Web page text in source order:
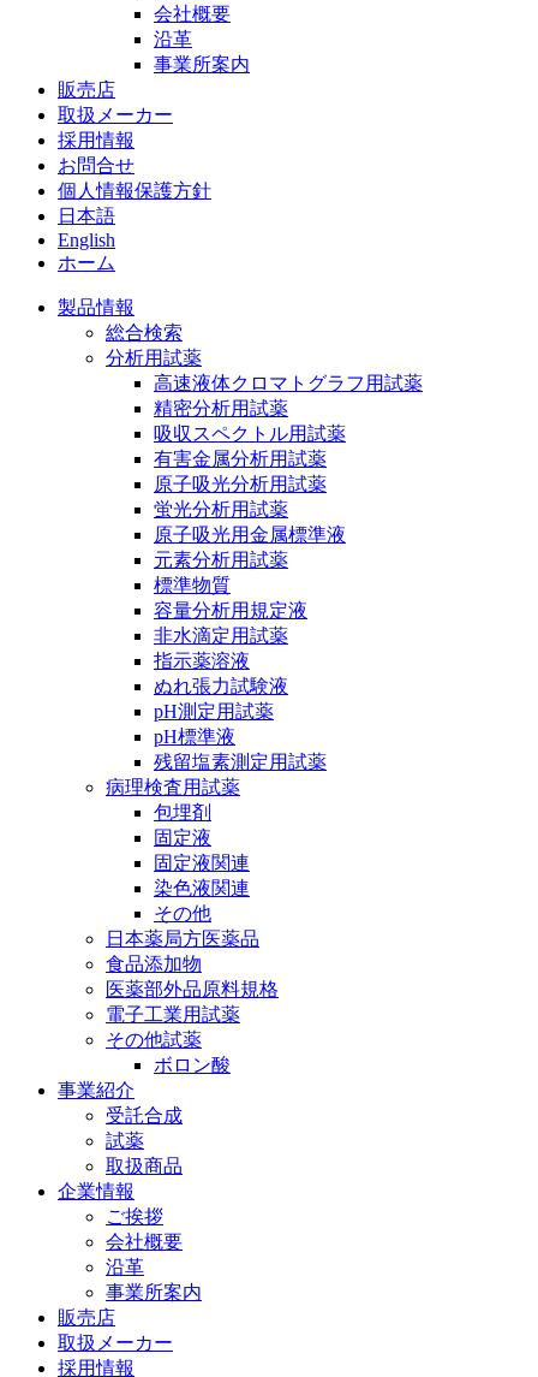
会社概要
沿革
事業所案内
販売店
取扱メーカー
採用情報
お問合せ
個人情報保護方針
日本語
English
ホーム
製品情報
総合検索
分析用試薬
高速液体クロマトグラフ用試薬
精密分析用試薬
吸収スペクトル用試薬
有害金属分析用試薬
原子吸光分析用試薬
蛍光分析用試薬
原子吸光用金属標準液
元素分析用試薬
標準物質
容量分析用規定液
非水滴定用試薬
指示薬溶液
ぬれ張力試験液
pH測定用試薬
pH標準液
残留塩素測定用試薬
病理検査用試薬
包埋剤
固定液
固定液関連
染色液関連
その他
日本薬局方医薬品
食品添加物
医薬部外品原料規格
電子工業用試薬
その他試薬
ボロン酸
事業紹介
受託合成
試薬
取扱商品
企業情報
ご挨拶
会社概要
沿革
事業所案内
販売店
取扱メーカー
採用情報